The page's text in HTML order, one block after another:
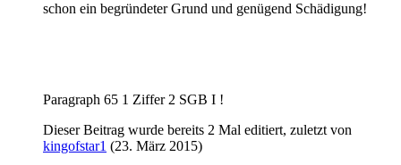
schon ein begründeter Grund und genügend Schädigung!
Paragraph 65 1 Ziffer 2 SGB I !
Dieser Beitrag wurde bereits 2 Mal editiert, zuletzt von
kingofstar1 (23. März 2015)